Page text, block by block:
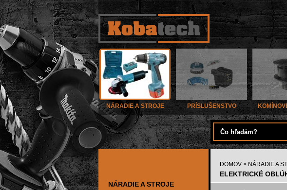
NÁRADIE A STROJE PRÍSLUŠENSTVO
NÁRADIE A STROJE
DOMOV > NÁRADIE A
ELEKTRICKÉ